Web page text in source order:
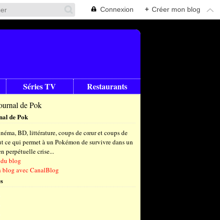
Connexion + Créer mon blog
Séries TV Restaurants
de Pok
BD, littérature, coups de cœur et coups de
ce qui permet à un Pokémon de survivre dans un
perpétuelle crise...
blog
blog avec CanalBlog